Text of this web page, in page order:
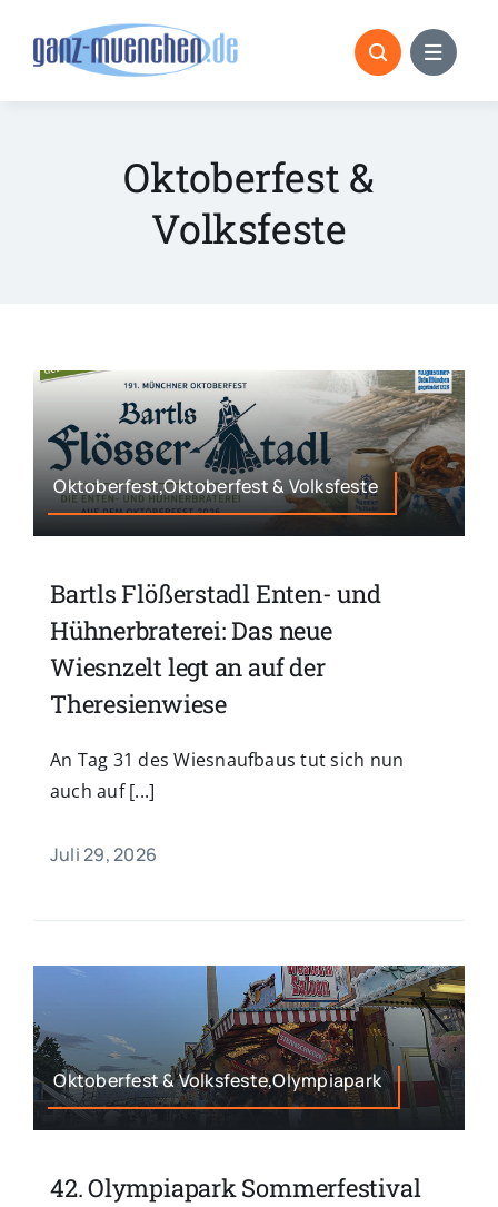
Oktoberfest &
Volksfeste
Oktoberfest,Oktoberfest & Volksfeste
Bartls Flößerstadl Enten- und
Hühnerbraterei: Das neue
Wiesnzelt legt an auf der
Theresienwiese
An Tag 31 des Wiesnaufbaus tut sich nun
auch auf [...]
Juli 29, 2026
Oktoberfest & Volksfeste,Olympiapark
42. Olympiapark Sommerfestival